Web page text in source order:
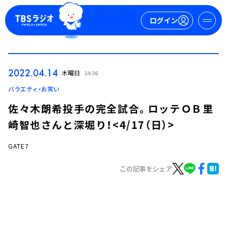
ログイン
ログイン
2022.04.14 木曜日 14:36
バラエティ・お笑い
佐々木朗希投手の完全試合。ロッテＯＢ里
崎智也さんと深堀り！<4/17（日）>
GATE7
この記事をシェア